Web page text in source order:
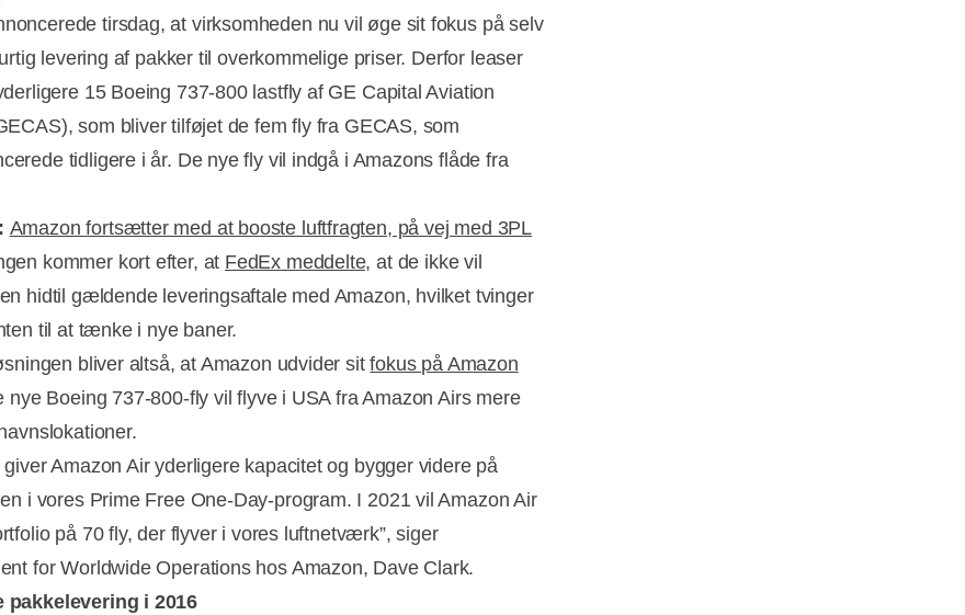
tirsdag, at virksomheden nu vil øge sit fokus på selv
levering af pakker til overkommelige priser. Derfor leaser
15 Boeing 737-800 lastfly af GE Capital Aviation
som bliver tilføjet de fem fly fra GECAS, som
tidligere i år. De nye fly vil indgå i Amazons flåde fra
Amazon fortsætter med at booste luftfragten, på vej med 3PL
kommer kort efter, at FedEx meddelte, at de ikke vil
hidtil gældende leveringsaftale med Amazon, hvilket tvinger
til at tænke i nye baner.
bliver altså, at Amazon udvider sitfokus på Amazon
nye Boeing 737-800-fly vil flyve i USA fra Amazon Airs mere
giver Amazon Air yderligere kapacitet og bygger videre på
i vores Prime Free One-Day-program. I 2021 vil Amazon Air
på 70 fly, der flyver i vores luftnetværk”, siger
for Worldwide Operations hos Amazon, Dave Clark.
pakkelevering i 2016